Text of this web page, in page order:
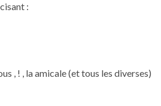
:
, ! , la amicale (et tous les diverses)